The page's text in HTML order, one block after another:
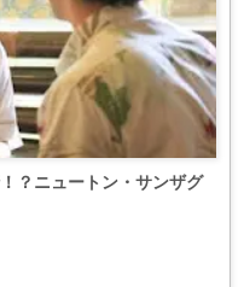
？ニュートン・サンザグ